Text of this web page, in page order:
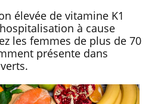
élevée de vitamine K1
à cause
les femmes de plus de 70
présente dans